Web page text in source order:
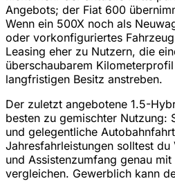
Angebots; der Fiat 600
Wenn ein 500X noch als
oder vorkonfiguriertes
Leasing eher zu Nutzern, die
überschaubarem
langfristigen Besitz anstreben.
Der zuletzt angebotene 1.5-
besten zu gemischter Nutzung:
und gelegentliche
Jahresfahrleistungen solltest
und Assistenzumfang genau
vergleichen. Gewerblich kann